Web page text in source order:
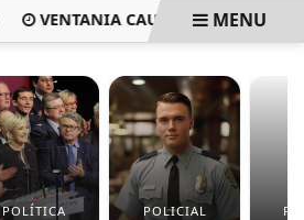
VENTANIA CAUSA APAGÃO E
MENU
POLÍTICA POLICIAL